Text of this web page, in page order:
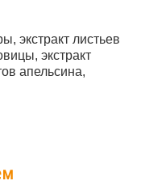
экстракт листьев
экстракт
апельсина,